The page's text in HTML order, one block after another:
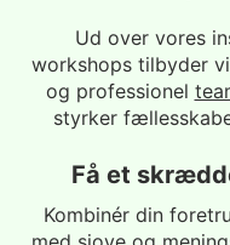
Ud over vores
workshops tilbyder
og professionel
styrker
Få et
Kombinér din